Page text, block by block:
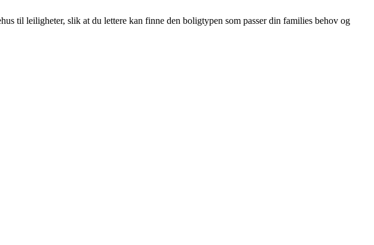
til leiligheter, slik at du lettere kan finne den boligtypen som passer din families behov og